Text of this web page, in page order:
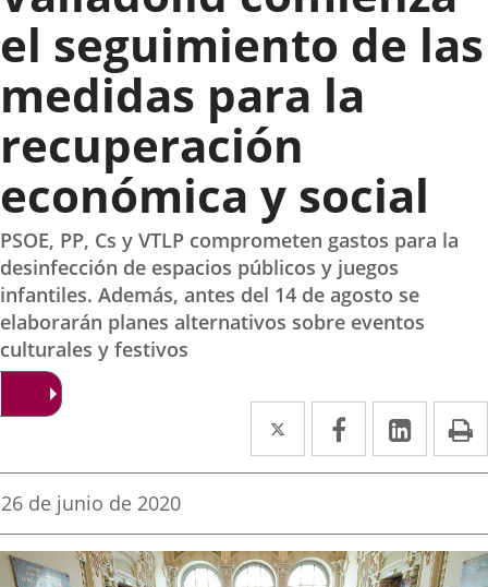
el seguimiento de las
medidas para la
recuperación
económica y social
PSOE, PP, Cs y VTLP comprometen gastos para la
desinfección de espacios públicos y juegos
infantiles. Además, antes del 14 de agosto se
elaborarán planes alternativos sobre eventos
culturales y festivos
Twitter
Enlace
a
aplicación
externa.
Facebook
Enlace
a
aplicación
externa.
Enlace
a
Fecha
la
noticia
26 de junio de 2020